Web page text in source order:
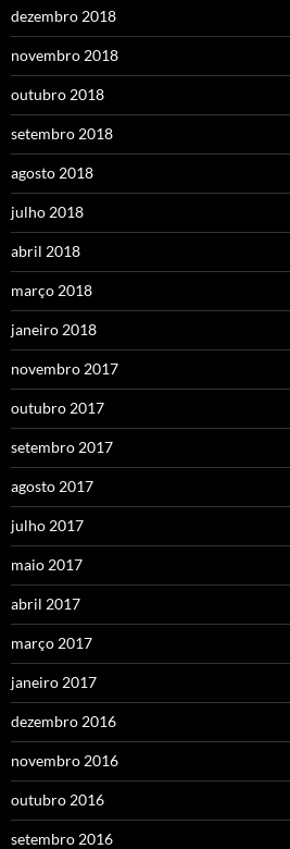
dezembro 2018
novembro 2018
outubro 2018
setembro 2018
agosto 2018
julho 2018
abril 2018
março 2018
janeiro 2018
novembro 2017
outubro 2017
setembro 2017
agosto 2017
julho 2017
maio 2017
abril 2017
março 2017
janeiro 2017
dezembro 2016
novembro 2016
outubro 2016
setembro 2016